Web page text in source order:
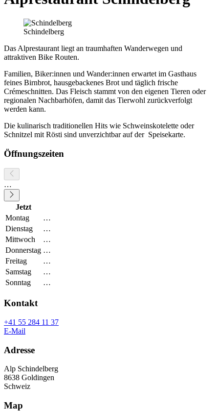
Schindelberg
Das Alprestaurant liegt an traumhaften Wanderwegen und
attraktiven Bike Routen.
Familien, Biker:innen und Wander:innen erwartet im Gasthaus
feines Birnbrot, hausgebackenes Brot und täglich frische
Crémeschnitten. Das Fleisch stammt von den eigenen Tieren oder
regionalen Nachbarhöfen, damit das Tierwohl zurückverfolgt
werden kann.
Die kulinarisch traditionellen Hits wie Schweinskotelette oder
Schnitzel mit Rösti sind unverzichtbar auf der Speisekarte.
Öffnungszeiten
…
Jetzt
Montag
…
Dienstag
…
Mittwoch
…
Donnerstag …
Freitag
…
Samstag
…
Sonntag
…
Kontakt
+41 55 284 11 37
E-Mail
Adresse
Alp Schindelberg
8638 Goldingen
Schweiz
Map